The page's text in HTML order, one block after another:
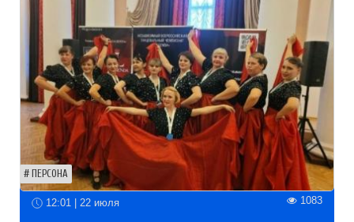
ПЕРСОНА
12:01 | 22 июля 1083